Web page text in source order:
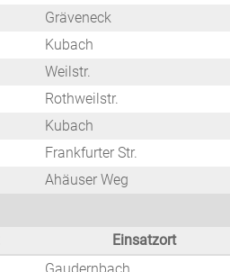
Gräveneck
Kubach
Weilstr.
Rothweilstr.
Kubach
Frankfurter Str.
Ahäuser Weg
Einsatzort